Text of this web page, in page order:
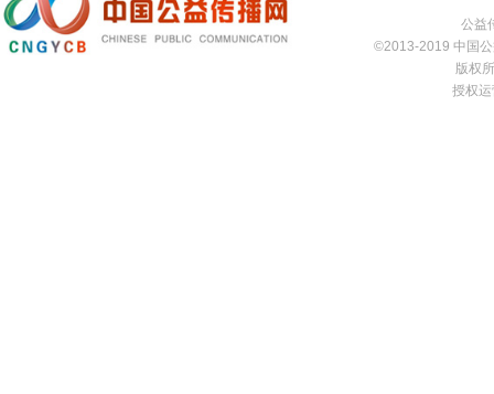
公益
©2013-2019 中国
版权
授权